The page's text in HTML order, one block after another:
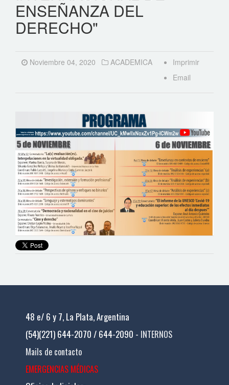
ENSEÑANZA DEL
DERECHO"
Noviembre 04, 2020 ACADEMICA
Imprimir
Email
48 e/ 6 y 7, La Plata, Argentina
(54)(221) 644-2070 / 644-2090 - INTERNOS
Mails de contacto
EMERGENCIAS MÉDICAS